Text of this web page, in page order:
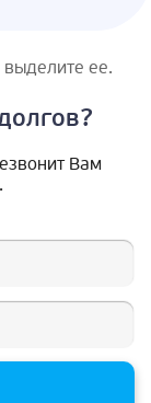
ее.
Вам